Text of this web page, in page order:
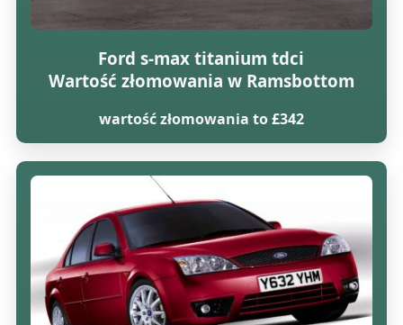
Ford s-max titanium tdci
Wartość złomowania w Ramsbottom
wartość złomowania to £342